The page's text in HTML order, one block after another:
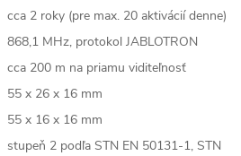
cca 2 roky (pre max. 20 aktivácií denne)
868,1 MHz, protokol JABLOTRON
cca 200 m na priamu viditeľnosť
55 x 26 x 16 mm
55 x 16 x 16 mm
stupeň 2 podľa STN EN 50131-1, STN